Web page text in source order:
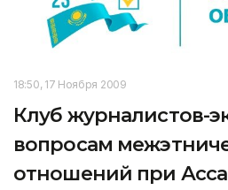
18:50, 17 Ноября 2009
Клуб журналистов-
вопросам
отношений при